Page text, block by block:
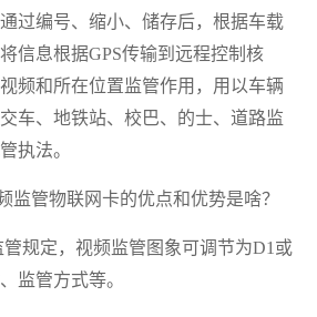
过编号、缩小、储存后，根据车载
信息根据GPS传输到远程控制核
频和所在位置监管作用，用以车辆
车、地铁站、校巴、的士、道路监
执法。
监管物联网卡的优点和优势是啥？
规定，视频监管图象可调节为D1或
监管方式等。